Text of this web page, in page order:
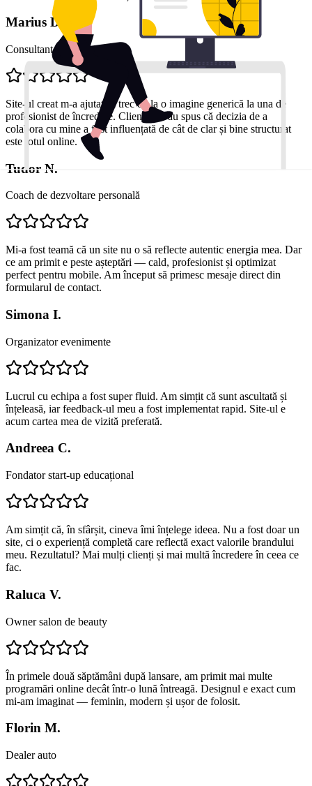
Marius D.
Consultant financiar
Site-ul creat m-a ajutat să trec de la o imagine generică la una de
profesionist de încredere. Clienții mi-au spus că decizia de a
colabora cu mine a fost influențată de cât de clar și bine structurat
este totul online.
Tudor N.
Coach de dezvoltare personală
Mi-a fost teamă că un site nu o să reflecte autentic energia mea. Dar
ce am primit e peste așteptări — cald, profesionist și optimizat
perfect pentru mobile. Am început să primesc mesaje direct din
formularul de contact.
Simona I.
Organizator evenimente
Lucrul cu echipa a fost super fluid. Am simțit că sunt ascultată și
înțeleasă, iar feedback-ul meu a fost implementat rapid. Site-ul e
acum cartea mea de vizită preferată.
Andreea C.
Fondator start-up educațional
Am simțit că, în sfârșit, cineva îmi înțelege ideea. Nu a fost doar un
site, ci o experiență completă care reflectă exact valorile brandului
meu. Rezultatul? Mai mulți clienți și mai multă încredere în ceea ce
fac.
Raluca V.
Owner salon de beauty
În primele două săptămâni după lansare, am primit mai multe
programări online decât într-o lună întreagă. Designul e exact cum
mi-am imaginat — feminin, modern și ușor de folosit.
Florin M.
Dealer auto